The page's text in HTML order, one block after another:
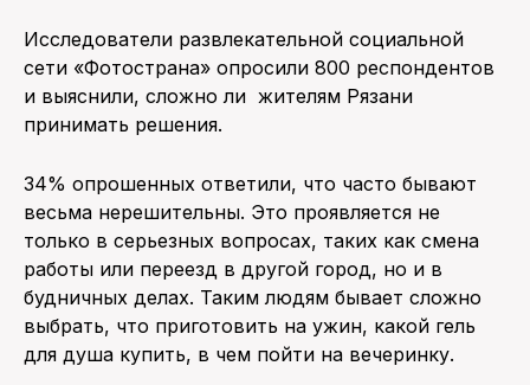
Исследователи развлекательной социальной
сети «Фотострана» опросили 800 респондентов
и выяснили, сложно ли жителям Рязани
принимать решения.
34% опрошенных ответили, что часто бывают
весьма нерешительны. Это проявляется не
только в серьезных вопросах, таких как смена
работы или переезд в другой город, но и в
будничных делах. Таким людям бывает сложно
выбрать, что приготовить на ужин, какой гель
для душа купить, в чем пойти на вечеринку.